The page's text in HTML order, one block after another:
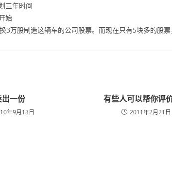
三年时间
始
3万股制造这辆车的公司股票。而现在只有5块多的股票
出一份
年9月13日
有些人可以帮你评
2011年2月21日